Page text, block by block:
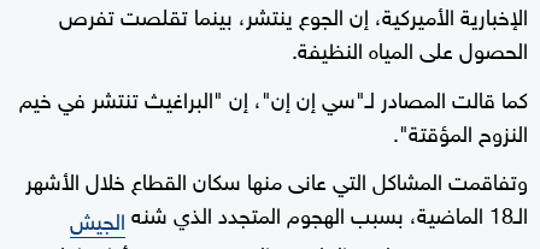
الإخبارية الأميركية، إن الجوع ينتشر، بينما تقلصت تفرص
الحصول على المياه النظيفة.
كما قالت المصادر لـ"سي إن إن"، إن "البراغيث تنتشر في خيم
النزوح المؤقتة".
وتفاقمت المشاكل التي عانى منها سكان القطاع خلال الأشهر
الـ18 الماضية، بسبب الهجوم المتجدد الذي شنه
الجيش